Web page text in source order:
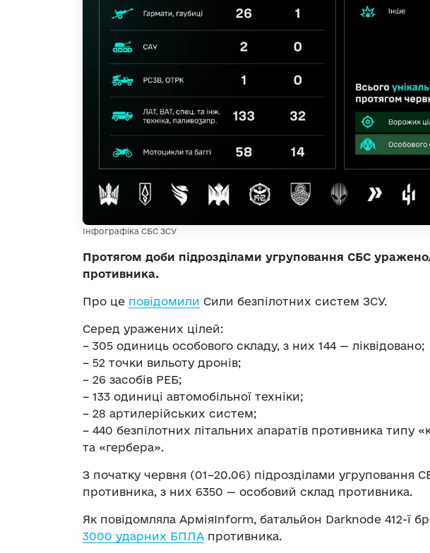
Інфографіка СБС ЗСУ
Протягом доби підрозділами угруповання СБС
противника.
Про це повідомили Сили безпілотних систем ЗСУ.
Серед уражених цілей:
– 305 одиниць особового складу, з них 144 — ліквідовано;
– 52 точки вильоту дронів;
– 26 засобів РЕБ;
– 133 одиниці автомобільної техніки;
– 28 артилерійських систем;
– 440 безпілотних літальних апаратів противника типу
та «гербера».
З початку червня (01–20.06) підрозділами угруповання
противника, з них 6350 — особовий склад противника.
Як повідомляла АрміяInform, батальйон Darknode 412-ї
3000 ударних БПЛА противника.